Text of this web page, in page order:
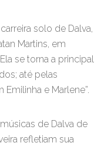
solo de Dalva,
Martins, em
se torna a principal
até pelas
e Marlene”.
de Dalva de
refletiam sua